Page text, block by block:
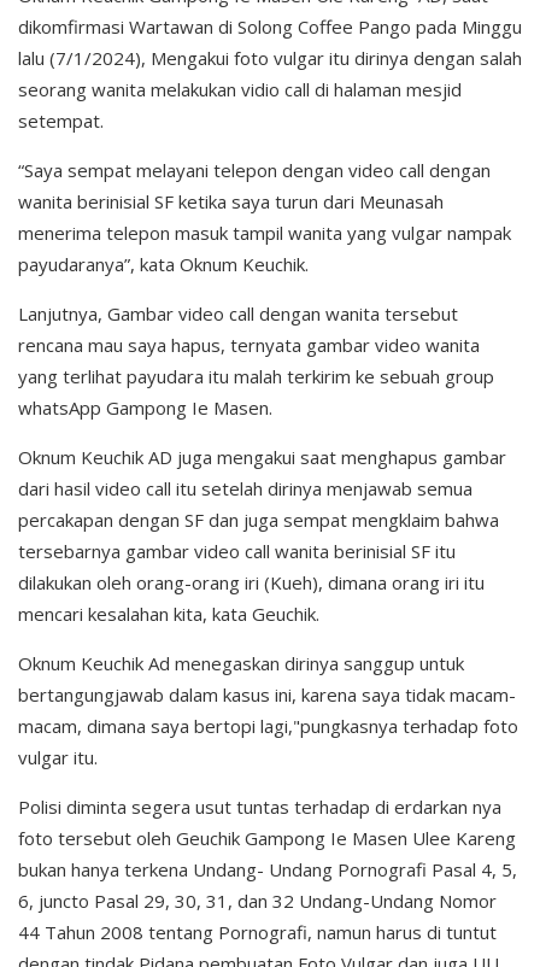
dikomfirmasi Wartawan di Solong Coffee Pango pada Minggu
lalu (7/1/2024), Mengakui foto vulgar itu dirinya dengan salah
seorang wanita melakukan vidio call di halaman mesjid
setempat.
“Saya sempat melayani telepon dengan video call dengan
wanita berinisial SF ketika saya turun dari Meunasah
menerima telepon masuk tampil wanita yang vulgar nampak
payudaranya”, kata Oknum Keuchik.
Lanjutnya, Gambar video call dengan wanita tersebut
rencana mau saya hapus, ternyata gambar video wanita
yang terlihat payudara itu malah terkirim ke sebuah group
whatsApp Gampong Ie Masen.
Oknum Keuchik AD juga mengakui saat menghapus gambar
dari hasil video call itu setelah dirinya menjawab semua
percakapan dengan SF dan juga sempat mengklaim bahwa
tersebarnya gambar video call wanita berinisial SF itu
dilakukan oleh orang-orang iri (Kueh), dimana orang iri itu
mencari kesalahan kita, kata Geuchik.
Oknum Keuchik Ad menegaskan dirinya sanggup untuk
bertangungjawab dalam kasus ini, karena saya tidak macam-
macam, dimana saya bertopi lagi,"pungkasnya terhadap foto
vulgar itu.
Polisi diminta segera usut tuntas terhadap di erdarkan nya
foto tersebut oleh Geuchik Gampong Ie Masen Ulee Kareng
bukan hanya terkena Undang- Undang Pornografi Pasal 4, 5,
6, juncto Pasal 29, 30, 31, dan 32 Undang-Undang Nomor
44 Tahun 2008 tentang Pornografi, namun harus di tuntut